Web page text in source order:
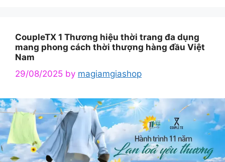
CoupleTX 1 Thương hiệu thời trang đa dụng
mang phong cách thời thượng hàng đầu Việt
Nam
29/08/2025 by magiamgiashop